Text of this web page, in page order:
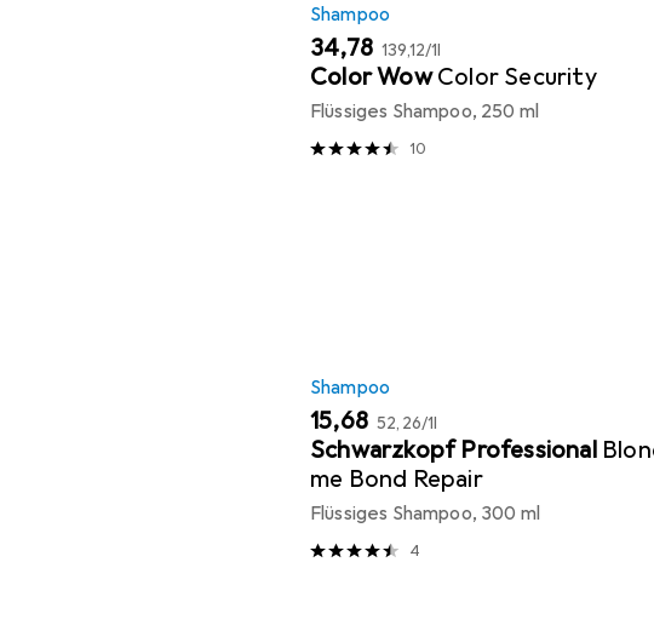
Shampoo
EUR
34,78 EUR
139,12/1l
Color Wow Color Security
Flüssiges Shampoo, 250 ml
10
Shampoo
EUR
15,68 EUR
52,26/1l
Schwarzkopf Professional
me Bond Repair
Flüssiges Shampoo, 300 ml
4